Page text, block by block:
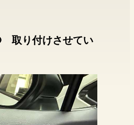
取り付けさせてい